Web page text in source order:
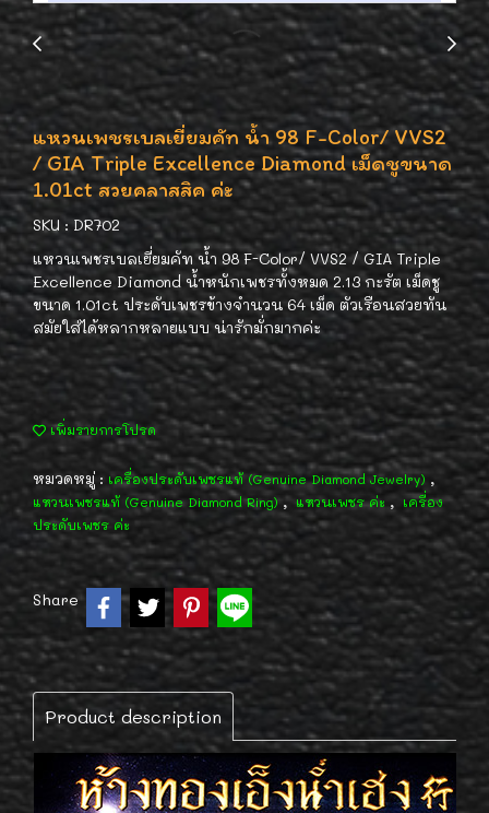
แหวนเพชรเบลเยี่ยมคัท น้ำ 98 F-Color/ VVS2
/ GIA Triple Excellence Diamond เม็ดชูขนาด
1.01ct สวยคลาสสิค ค่ะ
SKU : DR702
แหวนเพชรเบลเยี่ยมคัท น้ำ 98 F-Color/ VVS2 / GIA Triple
Excellence Diamond น้ำหนักเพชรทั้งหมด 2.13 กะรัต เม็ดชู
ขนาด 1.01ct ประดับเพชรข้างจำนวน 64 เม็ด ตัวเรือนสวยทัน
สมัยใส่ได้หลากหลายแบบ น่ารักมั่กมากค่ะ
เพิ่มรายการโปรด
หมวดหมู่ : เครื่องประดับเพชรแท้ (Genuine Diamond Jewelry) ,
แหวนเพชรแท้ (Genuine Diamond Ring) , แหวนเพชร ค่ะ , เครื่อง
ประดับเพชร ค่ะ
Share
Product description